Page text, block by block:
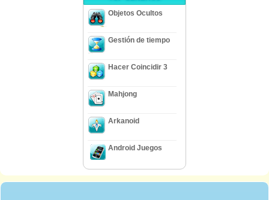
Objetos Ocultos
Gestión de tiempo
Hacer Coincidir 3
Mahjong
Arkanoid
Android Juegos